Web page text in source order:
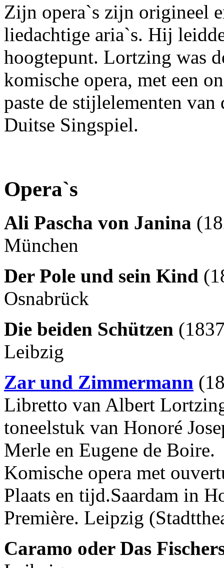
Zijn opera`s zijn origineel
liedachtige aria`s. Hij
hoogtepunt. Lortzing was
komische opera, met een
paste de stijlelementen
Duitse Singspiel.
Opera`s
Ali Pascha von Janina
München
Der Pole und sein Kind
Osnabrück
Die beiden Schützen
Leibzig
Zar und Zimmermann
Libretto van Albert
toneelstuk van Honoré
Merle en Eugene de Boire.
Komische opera met
Plaats en tijd.Saardam in
Première. Leipzig
Caramo oder Das